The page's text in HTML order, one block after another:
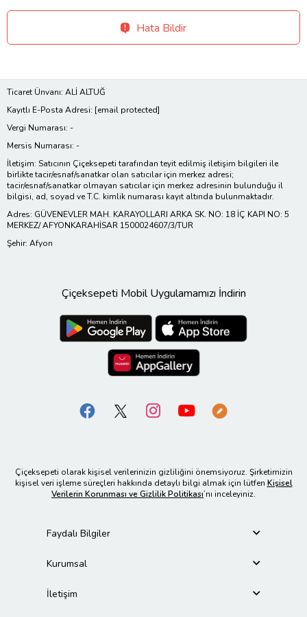
Hata Bildir
Ticaret Ünvanı: ALİ ALTUĞ
Kayıtlı E-Posta Adresi: [email protected]
Vergi Numarası: -
Mersis Numarası: -
İletişim: Satıcının Çiçeksepeti tarafından teyit edilmiş iletişim bilgileri ile
birlikte tacir/esnaf/sanatkar olan satıcılar için merkez adresi;
tacir/esnaf/sanatkar olmayan satıcılar için merkez adresinin bulunduğu il
bilgisi, ad, soyad ve T.C. kimlik numarası kayıt altında bulunmaktadır.
Adres: GÜVENEVLER MAH. KARAYOLLARI ARKA SK. NO: 18 İÇ KAPI NO: 5
MERKEZ/ AFYONKARAHİSAR 1500024607/3/TUR
Şehir: Afyon
Çiçeksepeti Mobil Uygulamamızı İndirin
Çiçeksepeti olarak kişisel verilerinizin gizliliğini önemsiyoruz. Şirketimizin
kişisel veri işleme süreçleri hakkında detaylı bilgi almak için lütfen Kişisel
Verilerin Korunması ve Gizlilik Politikası’nı inceleyiniz.
Faydalı Bilgiler
Kurumsal
İletişim